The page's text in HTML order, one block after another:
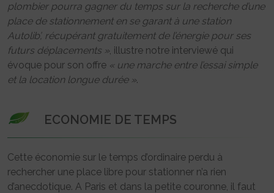
plombier pourra gagner du temps sur la recherche d’une
place de stationnement en se garant à une station
Autolib’, récupérant gratuitement de l’énergie pour ses
futurs déplacements », illustre notre interviewé qui
évoque pour son offre « une marche entre l’essai simple
et la location longue durée ».
ECONOMIE DE TEMPS
Cette économie sur le temps d’ordinaire perdu à
rechercher une place libre pour stationner n’a rien
d’anecdotique. A Paris et dans la petite couronne, il faut